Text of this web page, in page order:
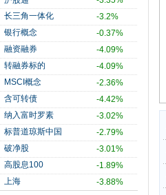
长三角一体化
-3.2%
银行概念
-0.37%
融资融券
-4.09%
转融券标的
-4.09%
MSCI概念
-2.36%
含可转债
-4.42%
纳入富时罗素
-3.02%
标普道琼斯中国
-2.79%
破净股
-3.01%
高股息100
-1.89%
上海
-3.88%